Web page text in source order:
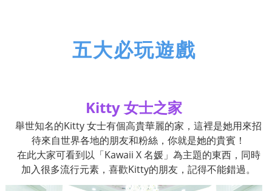
五大必玩遊戲
Kitty女士之家
舉世知名的Kitty女士有個高貴華麗的家，這裡是她用來招
待來自世界各地的朋友和粉絲，你就是她的貴賓！
在此大家可看到以「Kawaii X名媛」為主題的東西，同時
加入很多流行元素，喜歡Kitty的朋友，記得不能錯過。